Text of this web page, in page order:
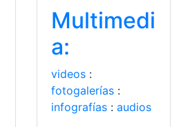
Multimedi
a:
videos :
fotogalerías :
infografías : audios